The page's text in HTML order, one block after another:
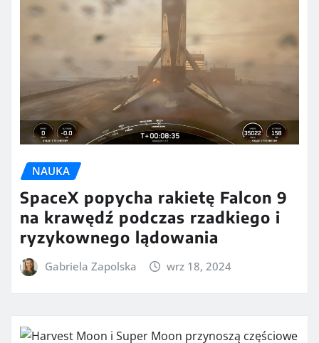
NAUKA
SpaceX popycha rakietę Falcon 9
na krawędź podczas rzadkiego i
ryzykownego lądowania
Gabriela Zapolska wrz 18, 2024